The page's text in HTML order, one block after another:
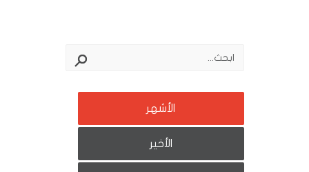
الأشهر
الأخير